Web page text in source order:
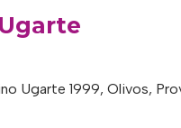
Ugarte 1999, Olivos,